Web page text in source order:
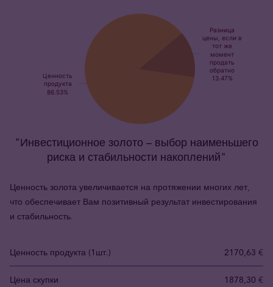
"Инвестиционное золото – выбор наименьшего
риска и стабильности накоплений"
Ценность золота увеличивается на протяжении многих лет,
что обеспечивает Вам позитивный результат инвестирования
и стабильность.
Ценность продукта (1шт.) 2170,63 €
Цена скупки 1878,30 €